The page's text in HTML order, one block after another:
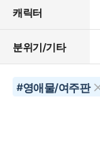
캐릭터
분위기/기타
#영애물/여주판